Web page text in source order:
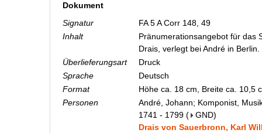
Dokument
Signatur
FA 5 A Corr 148, 49
Inhalt
Pränumerationsangebot für das
Drais, verlegt bei André in Berlin.
Überlieferungsart
Druck
Sprache
Deutsch
Format
Höhe ca. 18 cm, Breite ca. 10,5
Personen
André, Johann; Komponist,
1741 - 1799 ( GND)
Drais von Sauerbronn, Karl